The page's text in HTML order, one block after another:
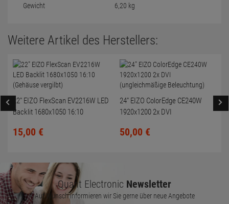
Gewicht 6,20 kg
Weitere Artikel des Herstellers:
22" EIZO FlexScan EV2216W LED
Backlit 1680x1050 16:10
15,00 €
24" EIZO ColorEdge CE240W
1920x1200 2x DVI
50,00 €
Quant Electronic Newsletter
Auf Wunsch informieren wir Sie gerne über neue Angebote